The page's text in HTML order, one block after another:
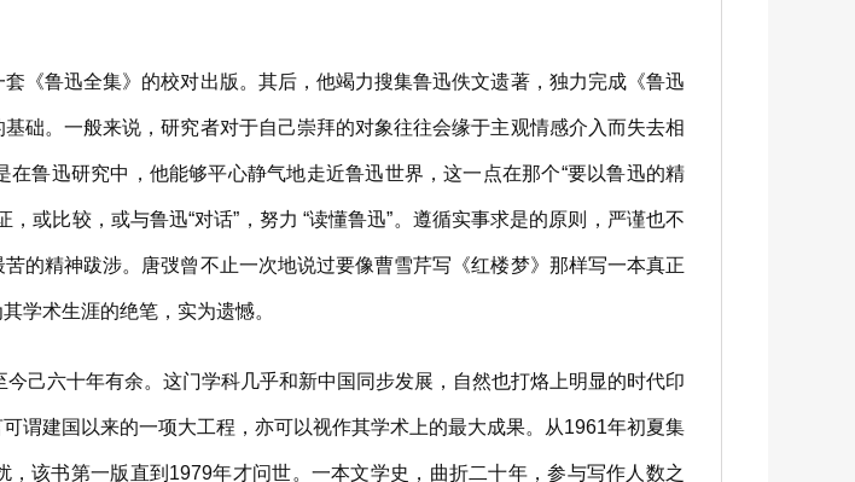
鲁迅全集》的校对出版。其后，他竭力搜集鲁迅佚文遗著，独力完成《鲁迅
础。一般来说，研究者对于自己崇拜的对象往往会缘于主观情感介入而失去相
鲁迅研究中，他能够平心静气地走近鲁迅世界，这一点在那个“要以鲁迅的精
或比较，或与鲁迅“对话”，努力 “读懂鲁迅”。遵循实事求是的原则，严谨也不
的精神跋涉。唐弢曾不止一次地说过要像曹雪芹写《红楼梦》那样写一本真正
学术生涯的绝笔，实为遗憾。
六十年有余。这门学科几乎和新中国同步发展，自然也打烙上明显的时代印
谓建国以来的一项大工程，亦可以视作其学术上的最大成果。从1961年初夏集
该书第一版直到1979年才问世。一本文学史，曲折二十年，参与写作人数之